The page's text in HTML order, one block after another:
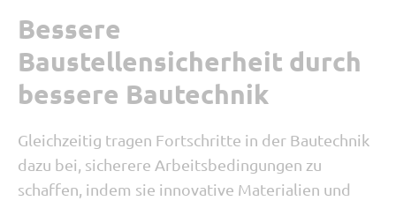
Bessere
Baustellensicherheit durch
bessere Bautechnik
Gleichzeitig tragen Fortschritte in der Bautechnik
dazu bei, sicherere Arbeitsbedingungen zu
schaffen, indem sie innovative Materialien und